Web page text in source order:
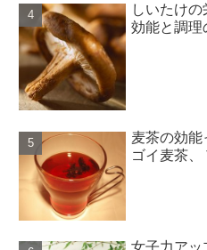
しいたけ
効能と調理
麦茶の効能
ゴイ麦茶
女子力アッ